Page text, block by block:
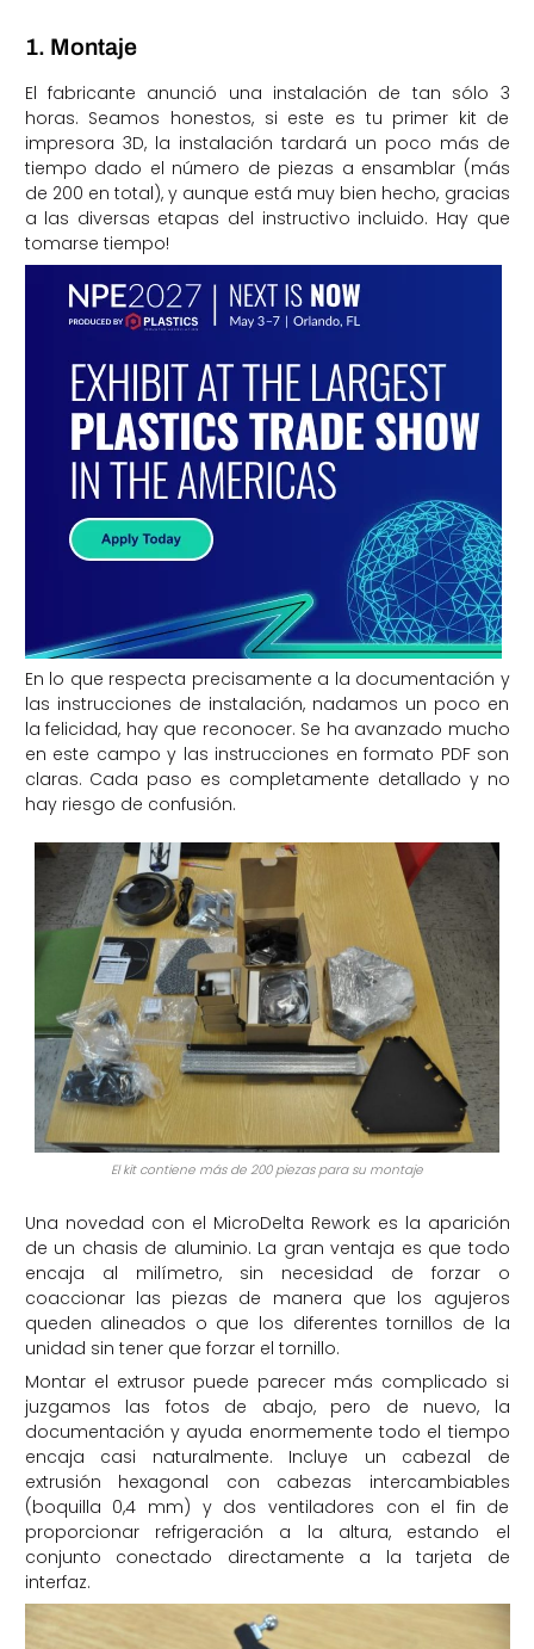
1. Montaje
El fabricante anunció una instalación de tan sólo 3
horas. Seamos honestos, si este es tu primer kit de
impresora 3D, la instalación tardará un poco más de
tiempo dado el número de piezas a ensamblar (más
de 200 en total), y aunque está muy bien hecho, gracias
a las diversas etapas del instructivo incluido. Hay que
tomarse tiempo!
En lo que respecta precisamente a la documentación y
las instrucciones de instalación, nadamos un poco en
la felicidad, hay que reconocer. Se ha avanzado mucho
en este campo y las instrucciones en formato PDF son
claras. Cada paso es completamente detallado y no
hay riesgo de confusión.
El kit contiene más de 200 piezas para su montaje
Una novedad con el MicroDelta Rework es la aparición
de un chasis de aluminio. La gran ventaja es que todo
encaja al milímetro, sin necesidad de forzar o
coaccionar las piezas de manera que los agujeros
queden alineados o que los diferentes tornillos de la
unidad sin tener que forzar el tornillo.
Montar el extrusor puede parecer más complicado si
juzgamos las fotos de abajo, pero de nuevo, la
documentación y ayuda enormemente todo el tiempo
encaja casi naturalmente. Incluye un cabezal de
extrusión hexagonal con cabezas intercambiables
(boquilla 0,4 mm) y dos ventiladores con el fin de
proporcionar refrigeración a la altura, estando el
conjunto conectado directamente a la tarjeta de
interfaz.